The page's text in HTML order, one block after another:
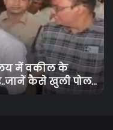
में वकील के
कैसे खुली पोल…
के
को